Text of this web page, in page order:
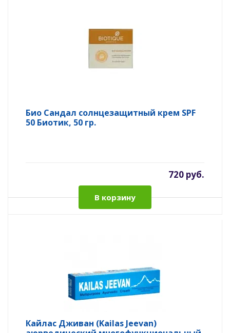
Био Сандал солнцезащитный крем SPF
50 Биотик, 50 гр.
720 руб.
В корзину
Кайлас Дживан (Kailas Jeevan)